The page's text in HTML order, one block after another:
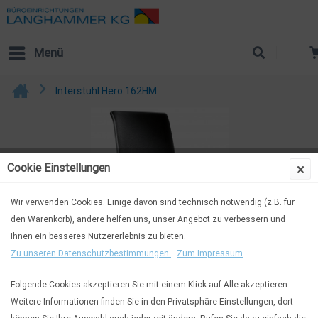
Menü
Interstuhl Hero 162HM
Cookie Einstellungen
Wir verwenden Cookies. Einige davon sind technisch notwendig (z.B. für
den Warenkorb), andere helfen uns, unser Angebot zu verbessern und
Ihnen ein besseres Nutzererlebnis zu bieten.
Zu unseren Datenschutzbestimmungen.
Zum Impressum
Folgende Cookies akzeptieren Sie mit einem Klick auf Alle akzeptieren.
Weitere Informationen finden Sie in den Privatsphäre-Einstellungen, dort